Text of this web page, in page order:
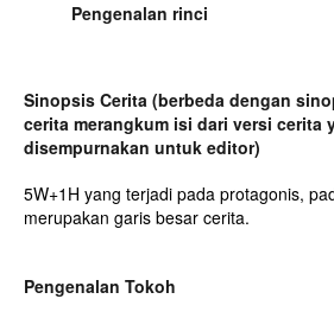
Pengenalan rinci
Sinopsis Cerita (berbeda dengan
cerita merangkum isi dari versi cerita
disempurnakan untuk editor)
5W+1H yang terjadi pada protagonis,
merupakan garis besar cerita.
Pengenalan Tokoh